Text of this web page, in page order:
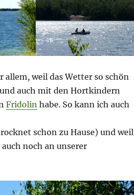
allem, weil das Wetter so schön
auch mit den Hortkindern
Fridolinhabe. So kann ich auch
schon zu Hause) und weil
noch an unserer